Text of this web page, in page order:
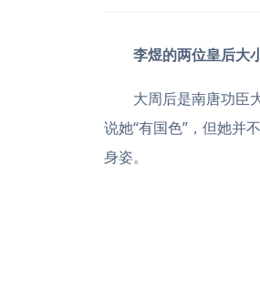
李煜的两位皇后大
大周后是南唐功臣
说她“有国色”，但她并
身姿。